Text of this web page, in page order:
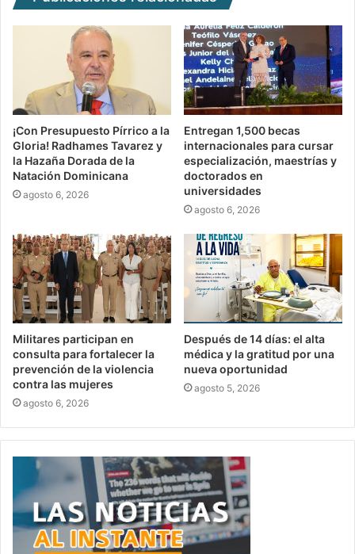
¡Con Presupuesto Pírrico a la
Gloria! Radhames Tavarez y
la Hazaña Dorada de la
Natación Dominicana
agosto 6, 2026
Entregan 1,500 becas
internacionales para cursar
especialización, maestrías y
doctorados en
universidades
agosto 6, 2026
Militares participan en
consulta para fortalecer la
prevención de la violencia
contra las mujeres
agosto 6, 2026
Después de 14 días: el alta
médica y la gratitud por una
nueva oportunidad
agosto 5, 2026